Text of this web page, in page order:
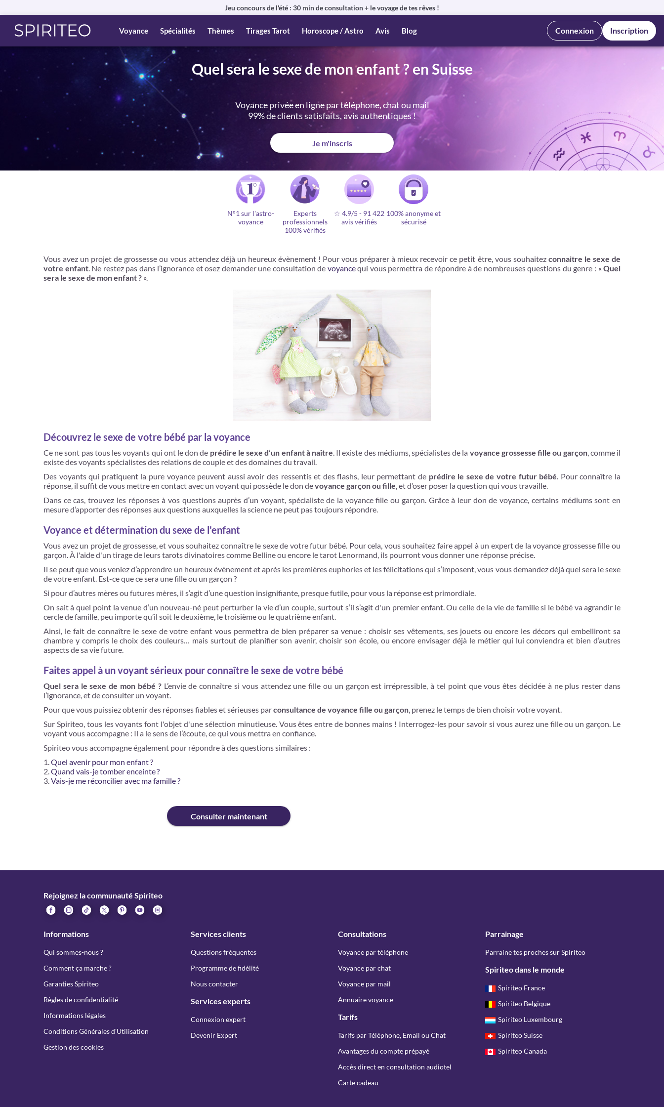
Jeu concours de l'été : 30 min de consultation + le voyage de tes rêves !
Voyance Spécialités Thèmes Tirages Tarot Horoscope / Astro Avis Blog Connexion Inscription
Quel sera le sexe de mon enfant ? en Suisse
Voyance privée en ligne par téléphone, chat ou mail
99% de clients satisfaits, avis authentiques !
Je m'inscris
N°1 sur l'astro-
voyance
Experts
professionnels
100% vérifiés
☆ 4.9/5 - 91 422
avis vérifiés
100% anonyme et
sécurisé
Vous avez un projet de grossesse ou vous attendez déjà un heureux évènement ! Pour vous préparer à mieux recevoir ce petit être, vous souhaitez connaitre le sexe de
votre enfant. Ne restez pas dans l’ignorance et osez demander une consultation de voyancequi vous permettra de répondre à de nombreuses questions du genre : «Quel
sera le sexe de mon enfant ? ».
Découvrez le sexe de votre bébé par la voyance
Ce ne sont pas tous les voyants qui ont le don de prédire le sexe d’un enfant à naître. Il existe des médiums, spécialistes de la voyance grossesse fille ou garçon, comme il
existe des voyants spécialistes des relations de couple et des domaines du travail.
Des voyants qui pratiquent la pure voyance peuvent aussi avoir des ressentis et des flashs, leur permettant de prédire le sexe de votre futur bébé. Pour connaître la
réponse, il suffit de vous mettre en contact avec un voyant qui possède le don devoyance garçon ou fille, et d’oser poser la question qui vous travaille.
Dans ce cas, trouvez les réponses à vos questions auprès d’un voyant, spécialiste de la voyance fille ou garçon. Grâce à leur don de voyance, certains médiums sont en
mesure d’apporter des réponses aux questions auxquelles la science ne peut pas toujours répondre.
Voyance et détermination du sexe de l'enfant
Vous avez un projet de grossesse, et vous souhaitez connaître le sexe de votre futur bébé. Pour cela, vous souhaitez faire appel à un expert de la voyance grossesse fille ou
garçon. À l'aide d'un tirage de leurs tarots divinatoires comme Belline ou encore le tarot Lenormand, ils pourront vous donner une réponse précise.
Il se peut que vous veniez d’apprendre un heureux évènement et après les premières euphories et les félicitations qui s’imposent, vous vous demandez déjà quel sera le sexe
de votre enfant. Est-ce que ce sera une fille ou un garçon ?
Si pour d’autres mères ou futures mères, il s’agit d’une question insignifiante, presque futile, pour vous la réponse est primordiale.
On sait à quel point la venue d’un nouveau-né peut perturber la vie d’un couple, surtout s’il s’agit d'un premier enfant. Ou celle de la vie de famille si le bébé va agrandir le
cercle de famille, peu importe qu’il soit le deuxième, le troisième ou le quatrième enfant.
Ainsi, le fait de connaître le sexe de votre enfant vous permettra de bien préparer sa venue : choisir ses vêtements, ses jouets ou encore les décors qui embelliront sa
chambre y compris le choix des couleurs… mais surtout de planifier son avenir, choisir son école, ou encore envisager déjà le métier qui lui conviendra et bien d’autres
aspects de sa vie future.
Faites appel à un voyant sérieux pour connaître le sexe de votre bébé
Quel sera le sexe de mon bébé ?L’envie de connaître si vous attendez une fille ou un garçon est irrépressible, à tel point que vous êtes décidée à ne plus rester dans
l’ignorance, et de consulter un voyant.
Pour que vous puissiez obtenir des réponses fiables et sérieuses parconsultance de voyance fille ou garçon, prenez le temps de bien choisir votre voyant.
Sur Spiriteo, tous les voyants font l'objet d'une sélection minutieuse. Vous êtes entre de bonnes mains ! Interrogez-les pour savoir si vous aurez une fille ou un garçon. Le
voyant vous accompagne : Il a le sens de l’écoute, ce qui vous mettra en confiance.
Spiriteo vous accompagne également pour répondre à des questions similaires :
Quel avenir pour mon enfant ?
Quand vais-je tomber enceinte ?
Vais-je me réconcilier avec ma famille ?
Consulter maintenant
Rejoignez la communauté Spiriteo
Informations
Qui sommes-nous ?
Comment ça marche ?
Garanties Spiriteo
Règles de confidentialité
Informations légales
Conditions Générales d'Utilisation
Gestion des cookies
Services clients
Questions fréquentes
Programme de fidélité
Nous contacter
Services experts
Connexion expert
Devenir Expert
Consultations
Voyance par téléphone
Voyance par chat
Voyance par mail
Annuaire voyance
Tarifs
Tarifs par Téléphone, Email ou Chat
Avantages du compte prépayé
Accès direct en consultation audiotel
Carte cadeau
Parrainage
Parraine tes proches sur Spiriteo
Spiriteo dans le monde
Spiriteo France
Spiriteo Belgique
Spiriteo Luxembourg
Spiriteo Suisse
Spiriteo Canada